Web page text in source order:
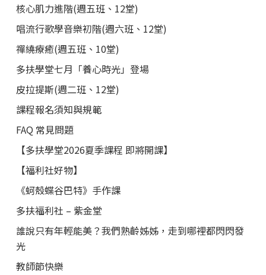
核心肌力進階(週五班、12堂)
唱流行歌學音樂初階(週六班、12堂)
禪繞療癒(週五班、10堂)
多扶學堂七月「養心時光」登場
皮拉提斯(週二班、12堂)
課程報名須知與規範
FAQ 常見問題
【多扶學堂2026夏季課程 即將開課】
【福利社好物】
《蚵殼蝶谷巴特》手作課
多扶福利社 – 紫金堂
誰說只有年輕能美？我們熟齡姊姊，走到哪裡都閃閃發
光
教師節快樂